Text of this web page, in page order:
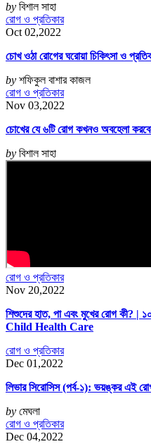
by বিশাল সাহা
রোগ ও প্রতিকার
Oct 02,2022
চোখ ওঠা রোগের ঘরোয়া চিকিৎসা ও
by শফিকুল বাশার কাজল
রোগ ও প্রতিকার
Nov 03,2022
চোখের যে ৬টি রোগ কখনও অবহেলা
by বিশাল সাহা
রোগ ও প্রতিকার
Nov 20,2022
শিশুদের হাত, পা এবং মুখের রোগ কী? |
Child Health Care
রোগ ও প্রতিকার
Dec 01,2022
লিভার সিরোসিস (পর্ব-১): ভয়ঙ্কর এই
by মেঘলা
রোগ ও প্রতিকার
Dec 04,2022